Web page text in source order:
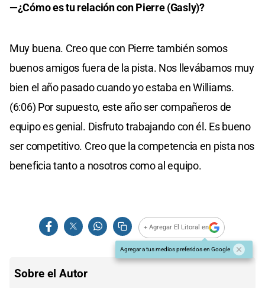
—¿Cómo es tu relación con Pierre (Gasly)?
Muy buena. Creo que con Pierre también somos
buenos amigos fuera de la pista. Nos llevábamos muy
bien el año pasado cuando yo estaba en Williams.
(6:06) Por supuesto, este año ser compañeros de
equipo es genial. Disfruto trabajando con él. Es bueno
ser competitivo. Creo que la competencia en pista nos
beneficia tanto a nosotros como al equipo.
+ Agregar El Litoral en
Agregar a tus medios preferidos en Google
Sobre el Autor